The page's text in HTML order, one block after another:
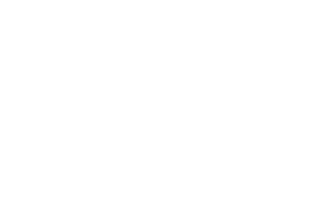
del número 16 tras la
cerca de convertirse en nuevo
CF
con el Sevilla FC por Alberto